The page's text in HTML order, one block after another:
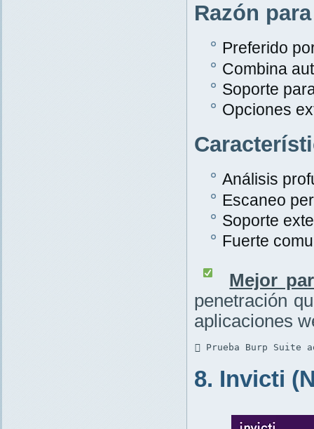
Razón
Preferido
Combina
Soporte
Opciones
Análisis
Escaneo
Soporte
Fuerte
Mejor
penetración
aplicaciones
 Prueba Burp Suite
8. Invicti